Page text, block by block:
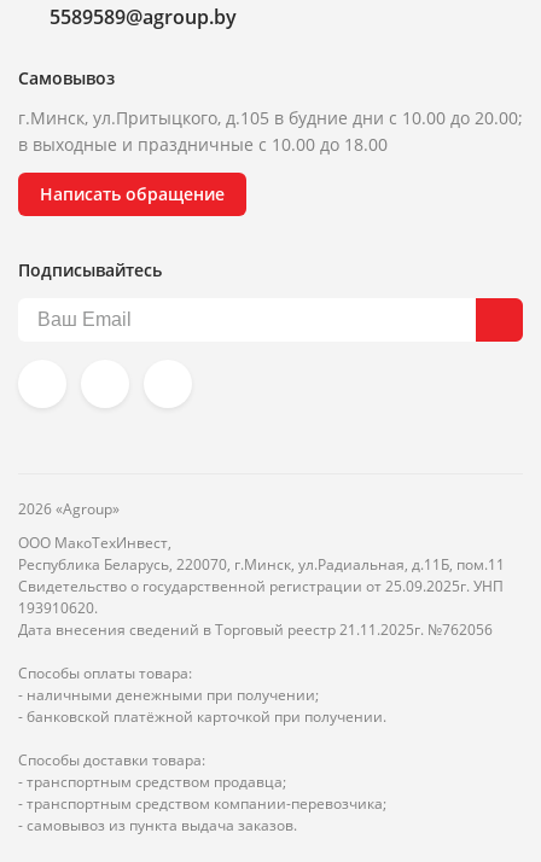
5589589@agroup.by
Самовывоз
г.Минск, ул.Притыцкого, д.105 в будние дни с 10.00 до 20.00;
в выходные и праздничные с 10.00 до 18.00
Написать обращение
Подписывайтесь
2026 «Agroup»
ООО МакоТехИнвест,
Республика Беларусь, 220070, г.Минск, ул.Радиальная, д.11Б, пом.11
Свидетельство о государственной регистрации от 25.09.2025г. УНП
193910620.
Дата внесения сведений в Торговый реестр 21.11.2025г. №762056
Способы оплаты товара:
- наличными денежными при получении;
- банковской платёжной карточкой при получении.
Способы доставки товара:
- транспортным средством продавца;
- транспортным средством компании-перевозчика;
- самовывоз из пункта выдача заказов.